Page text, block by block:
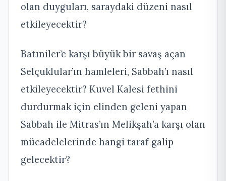
olan duyguları, saraydaki düzeni nasıl
etkileyecektir?
Batıniler’e karşı büyük bir savaş açan
Selçuklular’ın hamleleri, Sabbah’ı nasıl
etkileyecektir? Kuvel Kalesi fethini
durdurmak için elinden geleni yapan
Sabbah ile Mitras’ın Melikşah’a karşı olan
mücadelelerinde hangi taraf galip
gelecektir?